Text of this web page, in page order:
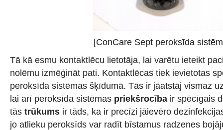
[ConCare Sept peroksīda
Tā kā esmu kontaktlēcu lietotāja, lai varētu ieteikt
nolēmu izmēģināt pati. Kontaktlēcas tiek ievietotas
peroksīda sistēmas šķīdumā. Tās ir jāatstāj vismaz
lai arī peroksīda sistēmas priekšrocība ir spēcīgais
tās trūkums ir tāds, ka ir precīzi jāievēro
jo atlieku peroksīds var radīt bīstamus radzenes